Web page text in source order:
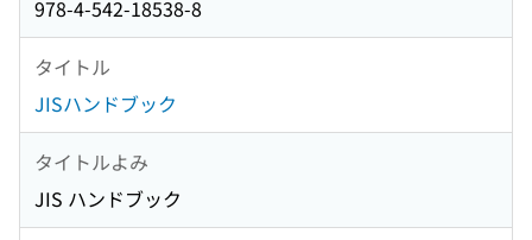
978-4-542-18538-8
タイトル
JISハンドブック
タイトルよみ
JIS ハンドブック